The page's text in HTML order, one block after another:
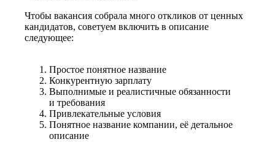
Чтобы вакансия собрала много откликов от ценных
кандидатов, советуем включить в описание
следующее:
Простое понятное название
Конкурентную зарплату
Выполнимые и реалистичные обязанности
и требования
Привлекательные условия
Понятное название компании, её детальное
описание